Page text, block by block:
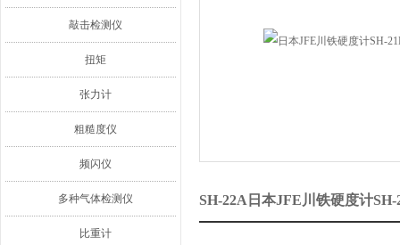
敲击检测仪
扭矩
张力计
粗糙度仪
频闪仪
多种气体检测仪
比重计
SH-22A日本JFE川铁硬度计